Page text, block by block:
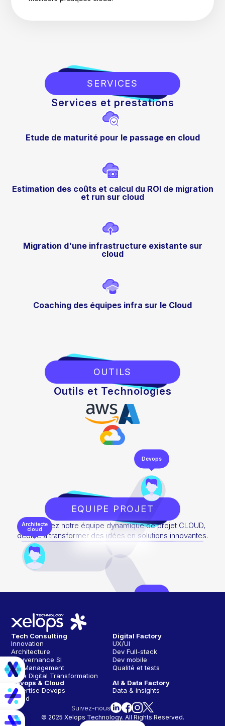
SERVICES
Services et prestations
Etude de maturité pour le passage en cloud
Estimation des coûts et calcul du ROI de migration
et run sur cloud
Migration d'une infrastructure existante sur
cloud
Coaching des équipes infra sur le Cloud
OUTILS
Outils et Technologies
EQUIPE PROJET
Rencontrez notre équipe dynamique de projet CLOUD,
dédiée à transformer des idées en solutions innovantes.
Architecte
cloud
Devops
Tech Consulting
Innovation
Architecture
Gouvernance SI
API Management
Agile Digital Transformation
Digital Factory
UX/UI
Dev Full-stack
Dev mobile
Qualité et tests
Devops & Cloud
Expertise Devops
Cloud
AI & Data Factory
Data & insights
Suivez-nous
© 2025 Xelops Technology. All Rights Reserved.